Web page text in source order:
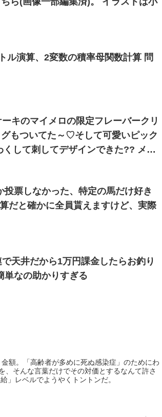
演算、2変数の積率母関数計算 問
キのマイメロの限定フレーバークリ
もついてた～♡そして可愛いピック
して刺してデザインできた?? メリ
票しなかった、特定の馬だけ好き
だと確かに全員貰えますけど、実際
天井だから1万円課金したらお釣り
単なの助かりすぎる
額。「高齢者が多めに死ぬ感染症」のためにわ
、そんな言葉だけでその対価とするなんて許さ
」レベルでようやくトントンだ。